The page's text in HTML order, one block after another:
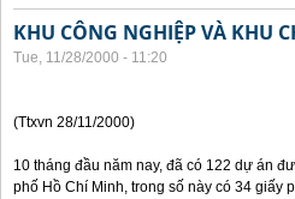
KHU CÔNG NGHIỆP VÀ KHU
Tue, 11/28/2000 - 11:20
(Ttxvn 28/11/2000)
10 tháng đầu năm nay, đã có 122 dự án
phố Hồ Chí Minh, trong số này có 34 giấy